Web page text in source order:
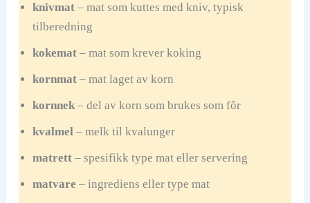
knivmat– mat som kuttes med kniv, typisk
tilberedning
kokemat– mat som krever koking
kornmat– mat laget av korn
kornnek– del av korn som brukes som fôr
kvalmel– melk til kvalunger
matrett– spesifikk type mat eller servering
matvare – ingrediens eller type mat